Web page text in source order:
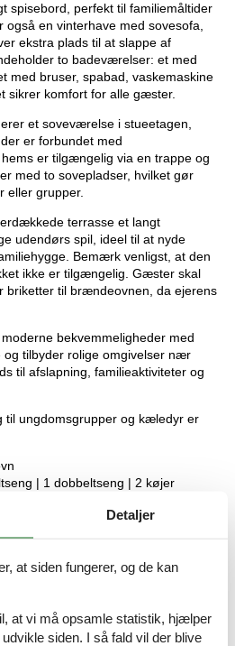
spisebord, perfekt til familiemåltider
også en vinterhave med sovesofa,
ekstra plads til at slappe af
to badeværelser: et med
med bruser, spabad, vaskemaskine
sikrer komfort for alle gæster.
et soveværelse i stueetagen,
er forbundet med
er tilgængelig via en trappe og
med to sovepladser, hvilket gør
eller grupper.
terrasse et langt
udendørs spil, ideel til at nyde
Bemærk venligst, at den
ikke er tilgængelig. Gæster skal
briketter til brændeovnen, da ejerens
bekvemmeligheder med
og tilbyder rolige omgivelser nær
til afslapning, familieaktiviteter og
til ungdomsgrupper og kæledyr er
| 1 dobbeltseng | 2 køjer
induktionskomfur,
Terrasse
naturgrund 2500 m2 ,
hus
Detaljer
at siden fungerer, og de kan
at vi må opsamle statistik, hjælper
siden. I så fald vil der blive